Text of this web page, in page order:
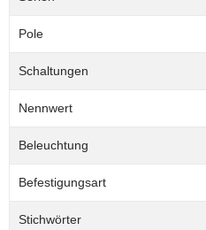
Pole
Schaltungen
Nennwert
Beleuchtung
Befestigungsart
Stichwörter